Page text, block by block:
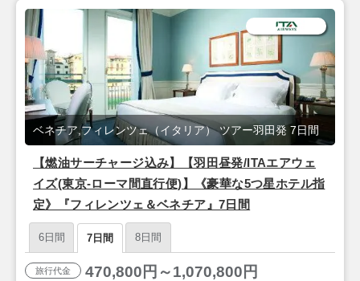
【燃油サーチャージ込み】【羽田昼発/ITAエアウェ
イズ(東京-ローマ間直行便)】《豪華な5つ星ホテル指
定》『フィレンツェ＆ベネチア』7日間
ベネチア,フィレンツェ（イタリア） ツアー羽田発 7日間
6日間 7日間 8日間
旅行代金 470,800円～1,070,800円